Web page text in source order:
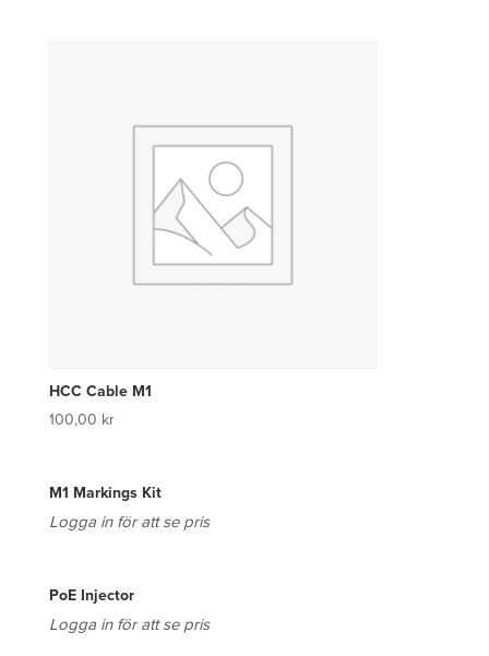
HCC Cable M1
100,00 kr
M1 Markings Kit
Logga in för att se pris
PoE Injector
Logga in för att se pris